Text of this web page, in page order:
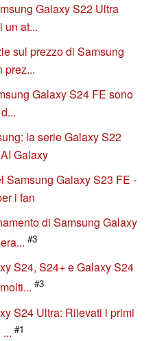
Galaxy S22 Ultra
un at...
sul prezzo di Samsung
prez...
Galaxy S24 FE sono
la serie Galaxy S22
Galaxy
Samsung Galaxy S23 FE -
i fan
di Samsung Galaxy
#3
S24, S24+ e Galaxy S24
#3
S24 Ultra: Rilevati i primi
#1